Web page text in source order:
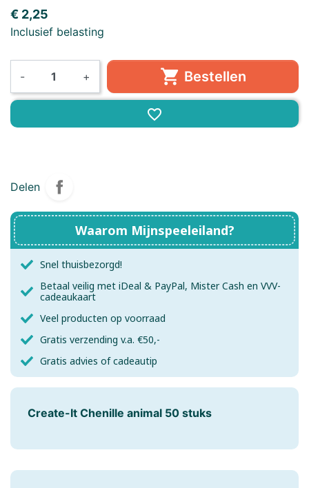
€ 2,25
Inclusief belasting
- +  Bestellen
favorite_border
Delen
Waarom Mijnspeeleiland?
Snel thuisbezorgd!
Betaal veilig met iDeal & PayPal, Mister Cash en VVV-
cadeaukaart
Veel producten op voorraad
Gratis verzending v.a. €50,-
Gratis advies of cadeautip
Create-It Chenille animal 50 stuks